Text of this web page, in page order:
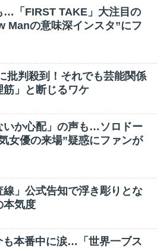
…「FIRST TAKE」大注目の
Manの意味深インスタ”にフ
批判殺到！それでも芸能関係
」と断じるワケ
いか心配」の声も…ソロドー
女優の来場”疑惑にファンが
」公式告知で浮き彫りとな
本気度
本番中に涙…「世界一ブス